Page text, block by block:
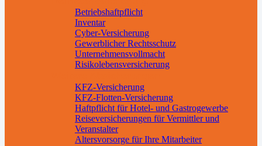
Betriebshaftpflicht
Inventar
Cyber-Versicherung
Gewerblicher Rechtsschutz
Unternehmensvollmacht
Risikolebensversicherung
KFZ-Versicherung
KFZ-Flotten-Versicherung
Haftpflicht für Hotel- und Gastrogewerbe
Reiseversicherungen für Vermittler und
Veranstalter
Altersvorsorge für Ihre Mitarbeiter